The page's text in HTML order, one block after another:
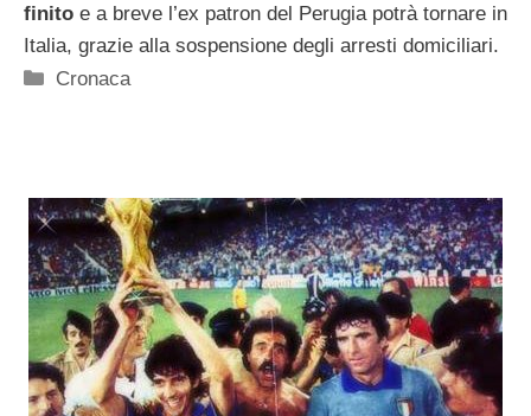
finito e a breve l’ex patron del Perugia potrà tornare in
Italia, grazie alla sospensione degli arresti domiciliari.
Categorie
Cronaca